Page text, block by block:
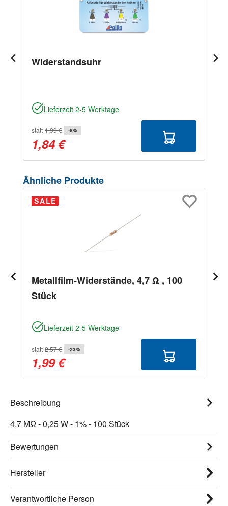
Widerstandsuhr
Lieferzeit 2-5 Werktage
statt 1,99 € -8%
1,84 €
Produktgalerie überspringen
Ähnliche Produkte
SALE
Metallfilm-Widerstände, 4,7 Ω , 100
Stück
Lieferzeit 2-5 Werktage
statt 2,57 € -23%
1,99 €
Beschreibung
4,7 MΩ - 0,25 W - 1% - 100 Stück
Bewertungen
Hersteller
Verantwortliche Person